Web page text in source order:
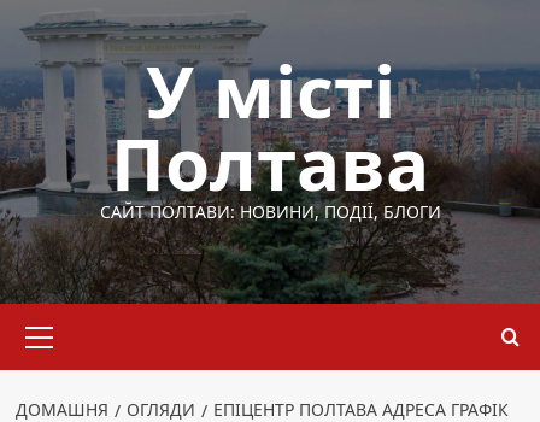
Перейти
вмісту
У місті
Полтава
САЙТ ПОЛТАВИ: НОВИНИ, ПОДІЇ, БЛОГИ
меню
ДОМАШНЯ ОГЛЯДИ
ЕПІЦЕНТР ПОЛТАВА АДРЕСА ГРАФІК